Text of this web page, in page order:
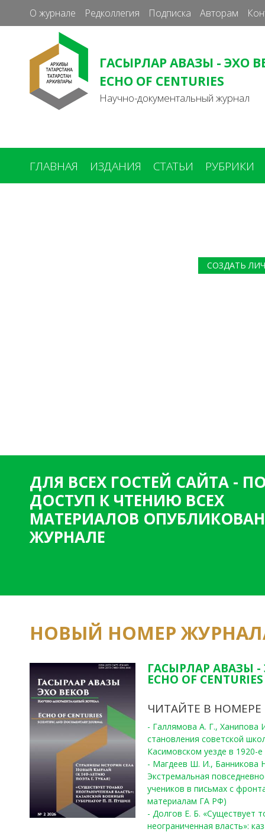
О журнале Редколлегия Подписка Авторам
ГАСЫРЛАР АВАЗЫ - ЭХО
ECHO OF CENTURIES
Научно-документальный журнал
ГЛАВНАЯ ИЗДАНИЯ СТАТЬИ РУБРИКИ
СОЗДАТЬ
ДЛЯ ВСЕХ ГОСТЕЙ САЙТА -
ДОСТУП К ЧТЕНИЮ ВСЕХ
МАТЕРИАЛОВ
ЖУРНАЛЕ
НОВЫЙ НОМЕР
ГАСЫРЛАР АВАЗЫ -
ECHO OF
ЧИТАЙТЕ В НОМЕРЕ
- Галлямова А. Г.,
становления советской
Касимовском уезде в 1920-е
- Магдеев Ш. И., Банникова
Экстремальная
учеников в письмах с
материалам ГА РФ)
- Долгов Е. Б. «Существует
неограниченная власть»: